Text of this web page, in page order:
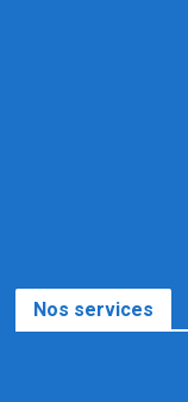
Nos services